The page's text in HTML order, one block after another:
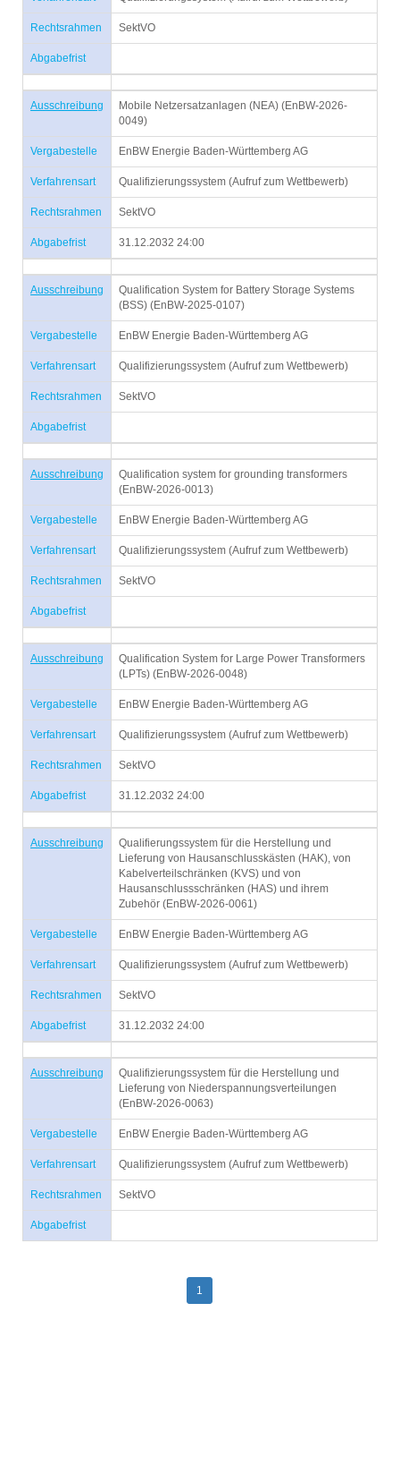
Rechtsrahmen SektVO
Abgabefrist
Ausschreibung
Mobile Netzersatzanlagen (NEA) (EnBW-2026-
0049)
Vergabestelle EnBW Energie Baden-Württemberg AG
Verfahrensart Qualifizierungssystem (Aufruf zum Wettbewerb)
Rechtsrahmen SektVO
Abgabefrist 31.12.2032 24:00
Ausschreibung
Qualification System for Battery Storage Systems
(BSS) (EnBW-2025-0107)
Vergabestelle EnBW Energie Baden-Württemberg AG
Verfahrensart Qualifizierungssystem (Aufruf zum Wettbewerb)
Rechtsrahmen SektVO
Abgabefrist
Ausschreibung
Qualification system for grounding transformers
(EnBW-2026-0013)
Vergabestelle EnBW Energie Baden-Württemberg AG
Verfahrensart Qualifizierungssystem (Aufruf zum Wettbewerb)
Rechtsrahmen SektVO
Abgabefrist
Ausschreibung
Qualification System for Large Power Transformers
(LPTs) (EnBW-2026-0048)
Vergabestelle EnBW Energie Baden-Württemberg AG
Verfahrensart Qualifizierungssystem (Aufruf zum Wettbewerb)
Rechtsrahmen SektVO
Abgabefrist 31.12.2032 24:00
Ausschreibung
Qualifierungssystem für die Herstellung und
Lieferung von Hausanschlusskästen (HAK), von
Kabelverteilschränken (KVS) und von
Hausanschlussschränken (HAS) und ihrem
Zubehör (EnBW-2026-0061)
Vergabestelle EnBW Energie Baden-Württemberg AG
Verfahrensart Qualifizierungssystem (Aufruf zum Wettbewerb)
Rechtsrahmen SektVO
Abgabefrist 31.12.2032 24:00
Ausschreibung
Qualifizierungssystem für die Herstellung und
Lieferung von Niederspannungsverteilungen
(EnBW-2026-0063)
Vergabestelle EnBW Energie Baden-Württemberg AG
Verfahrensart Qualifizierungssystem (Aufruf zum Wettbewerb)
Rechtsrahmen SektVO
Abgabefrist
1